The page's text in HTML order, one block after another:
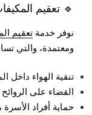
🔹 تعقيم
نوفر خدمة تعقيم
ومعتمدة، والتي
تنقية الهواء داخل
القضاء على
حماية أفراد